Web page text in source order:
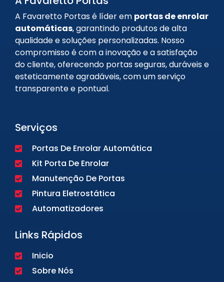
A Favaretto Portas é líder em portas de enrolar
automáticas, garantindo produtos de alta
qualidade e soluções personalizadas. Nosso
compromisso é com a inovação e a satisfação
do cliente, oferecendo portas seguras, duráveis e
esteticamente agradáveis, com um serviço
transparente e pontual.
Serviços
Portas De Enrolar Automática
Kit Porta De Enrolar
Manutenção De Portas
Pintura Eletrostática
Automatizadores
Links Rápidos
Inicio
Sobre Nós